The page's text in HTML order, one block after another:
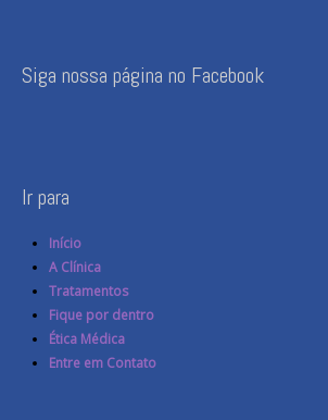
Siga nossa página no Facebook
Ir para
Início
A Clínica
Tratamentos
Fique por dentro
Ética Médica
Entre em Contato